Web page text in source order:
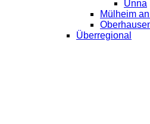
Unna
Mülheim
Überregional